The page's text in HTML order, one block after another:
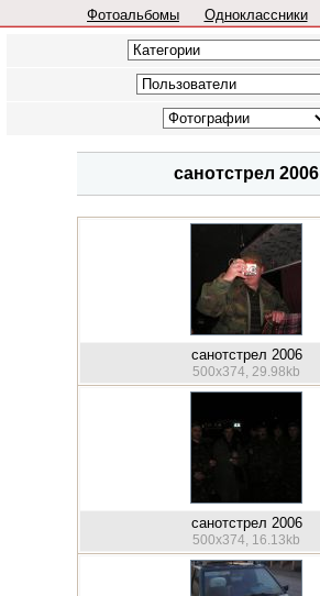
Фотоальбомы Одноклассники
санотстрел 2006
санотстрел 2006
500x374, 29.98kb
санотстрел 2006
500x374, 16.13kb